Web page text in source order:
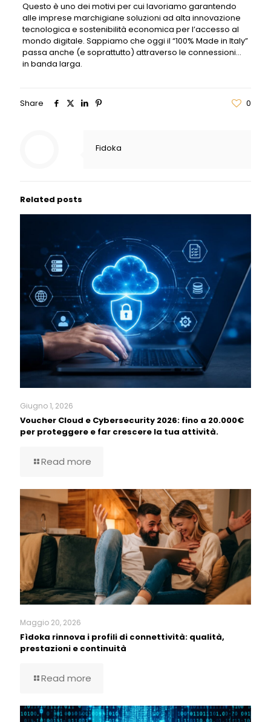
Questo è uno dei motivi per cui lavoriamo garantendo
alle imprese marchigiane soluzioni ad alta innovazione
tecnologica e sostenibilità economica per l’accesso al
mondo digitale. Sappiamo che oggi il “100% Made in Italy”
passa anche (e soprattutto) attraverso le connessioni…
in banda larga.
Share 0
Fidoka
Related posts
Giugno 1, 2026
Voucher Cloud e Cybersecurity 2026: fino a 20.000€
per proteggere e far crescere la tua attività.
Read more
Maggio 20, 2026
Fìdoka rinnova i profili di connettività: qualità,
prestazioni e continuità
Read more